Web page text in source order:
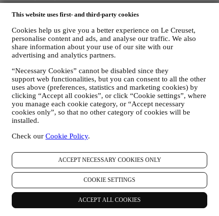
This website uses first- and third-party cookies
Cookies help us give you a better experience on Le Creuset,
personalise content and ads, and analyse our traffic. We also
share information about your use of our site with our
advertising and analytics partners.
“Necessary Cookies” cannot be disabled since they
support web functionalities, but you can consent to all the other
uses above (preferences, statistics and marketing cookies) by
clicking “Accept all cookies”, or click “Cookie settings”, where
you manage each cookie category, or “Accept necessary
cookies only”, so that no other category of cookies will be
installed.
Check our Cookie Policy.
ACCEPT NECESSARY COOKIES ONLY
COOKIE SETTINGS
ACCEPT ALL COOKIES
Les données personnelles vous concernant, que nous collectons
lorsque vous utilisez le Site web ou lorsque vous nous fournissez de
toute autre façon une quelconque information d’identification
personnelle, sont dûment protégées et vos droits au respect de la vie
privée sont expliqués sous le paragraphe 8 ci-dessous.
2. QUI RECUEILLE VOS DONNEES PERSONNELLES ?
proposés sur le Site web est Le Creuset Benelux SA, dont le siège
social est établi à Le Creuset Benelux SA, 4 Rue de la Presse, 1000
Bruxelles, Belgique.
Si vous acceptez de recevoir des communications commerciales de
notre part, vous ferez partie de la base de données des
consommateurs du groupe Le Creuset. Celle-ci est gérée
siège social est situé à Neuhofstrasse 4, 6340 Baar, en Suisse. Son
B62153630, dont les bureaux sont situés Paseo de Gracia 9 2º,
08007 Barcelone, Espagne. L’accord de responsabilité conjointe
pourvoit (a) à Le Creuset Group AG la responsabilité de la stratégie
marketing globale et de l’expérience client personnalisée ; (b) aux
filiales locales Le Creuset le bénéfice et l’implantation de cette
stratégie, ainsi que la possibilité de développer des initiatives
marketing et communication de manière indépendante ; (c) à toutes